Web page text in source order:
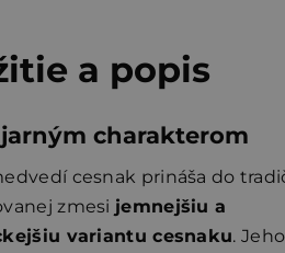
a popis
charakterom
cesnak prináša do
zmesi jemnejšiu a
variantu cesnaku. Jeho